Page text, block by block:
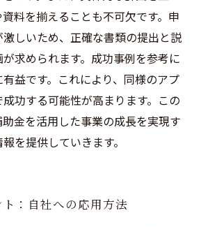
料を揃えることも不可欠です。申
しいため、正確な書類の提出と説
求められます。成功事例を参考に
益です。これにより、同様のアプ
功する可能性が高まります。この
金を活用した事業の成長を実現す
を提供していきます。
：自社への応用方法